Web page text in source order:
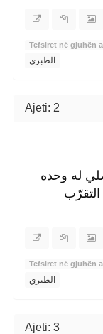
Tefsiret në gjuhën
الطبري
Ajeti: 2
له وحده
Tefsiret në gjuhën
الطبري
Ajeti: 3